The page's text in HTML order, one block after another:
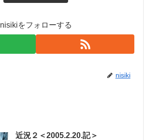
nisikiをフォローする
nisiki
近況２＜2005.2.20.記＞